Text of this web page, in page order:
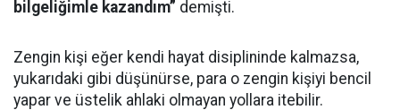
bilgeliğimle kazandım” demişti.
Zengin kişi eğer kendi hayat disiplininde kalmazsa,
yukarıdaki gibi düşünürse, para o zengin kişiyi bencil
yapar ve üstelik ahlaki olmayan yollara itebilir.